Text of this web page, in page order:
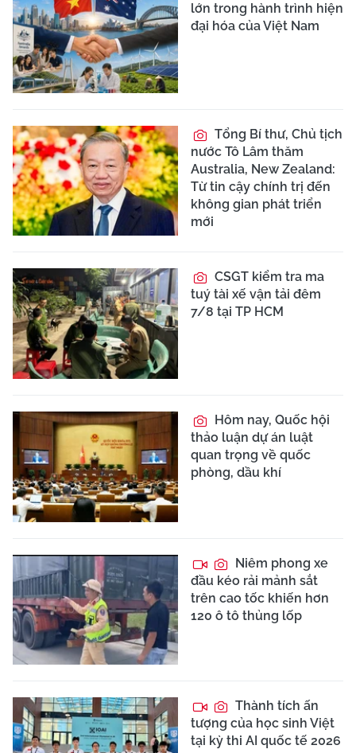
lớn trong hành trình hiện
đại hóa của Việt Nam
Tổng Bí thư, Chủ tịch
nước Tô Lâm thăm
Australia, New Zealand:
Từ tin cậy chính trị đến
không gian phát triển
mới
CSGT kiểm tra ma
tuý tài xế vận tải đêm
7/8 tại TP HCM
Hôm nay, Quốc hội
thảo luận dự án luật
quan trọng về quốc
phòng, dầu khí
Niêm phong xe
đầu kéo rải mảnh sắt
trên cao tốc khiến hơn
120 ô tô thủng lốp
Thành tích ấn
tượng của học sinh Việt
tại kỳ thi AI quốc tế 2026